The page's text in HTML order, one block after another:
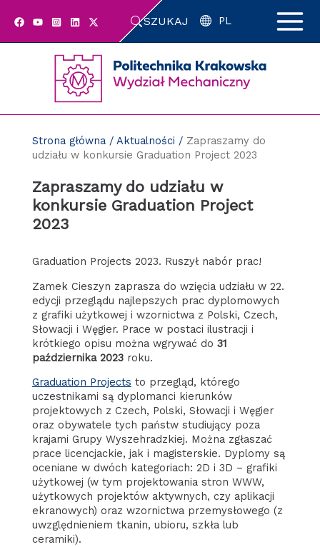
SZUKAJ PL
Strona główna/ Aktualności / Zapraszamy do
udziału w konkursie Graduation Project 2023
Zapraszamy do udziału w
konkursie Graduation Project
2023
Graduation Projects 2023. Ruszył nabór prac!
Zamek Cieszyn zaprasza do wzięcia udziału w 22.
edycji przeglądu najlepszych prac dyplomowych
z grafiki użytkowej i wzornictwa z Polski, Czech,
Słowacji i Węgier. Prace w postaci ilustracji i
krótkiego opisu można wgrywać do 31
października 2023roku.
Graduation Projects to przegląd, którego
uczestnikami są dyplomanci kierunków
projektowych z Czech, Polski, Słowacji i Węgier
oraz obywatele tych państw studiujący poza
krajami Grupy Wyszehradzkiej. Można zgłaszać
prace licencjackie, jak i magisterskie. Dyplomy są
oceniane w dwóch kategoriach: 2D i 3D – grafiki
użytkowej (w tym projektowania stron WWW,
użytkowych projektów aktywnych, czy aplikacji
ekranowych) oraz wzornictwa przemysłowego (z
uwzględnieniem tkanin, ubioru, szkła lub
ceramiki).